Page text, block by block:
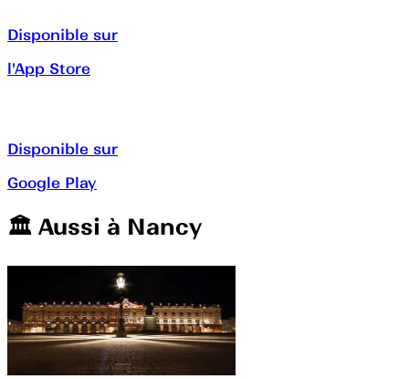
Disponible sur
l'App Store
Disponible sur
Google Play
🏛️️ Aussi à Nancy